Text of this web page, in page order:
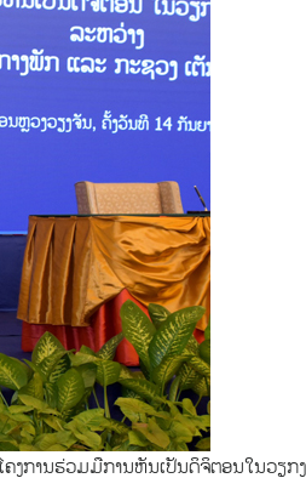
ງການຮ່ວມມືການຫັນເປັນດິຈິຕອນໃນວຽກ